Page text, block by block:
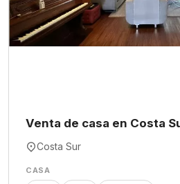
Venta de casa en Costa
Costa Sur
CASA